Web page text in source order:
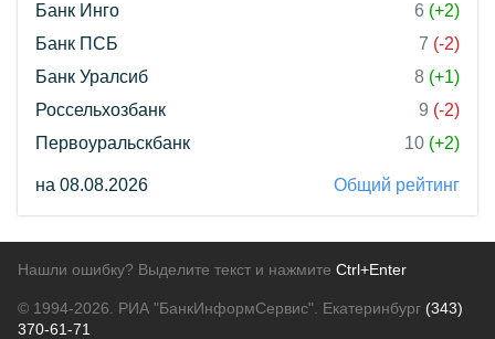
Банк Инго
6 (+2)
Банк ПСБ
7 (-2)
Банк Уралсиб
8 (+1)
Россельхозбанк
9 (-2)
Первоуральскбанк
10 (+2)
на 08.08.2026 Общий рейтинг
Нашли ошибку? Выделите текст и нажмите Ctrl+Enter
© 1994-2026. РИА "БанкИнформСервис". Екатеринбург (343)
370-61-71